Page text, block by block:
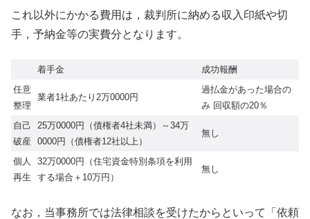
これ以外にかかる費用は，裁判所に納める収入印紙や切
手，予納金等の実費分となります。
着手金
成功報酬
任意
整理
業者1社あたり2万0000円
過払金があった場合の
み 回収額の20％
自己
破産
25万0000円（債権者4社未満）～34万
0000円（債権者12社以上）
無し
個人
再生
32万0000円（住宅資金特別条項を利用
する場合＋10万円）
無し
なお，当事務所では法律相談を受けたからといって「依頼